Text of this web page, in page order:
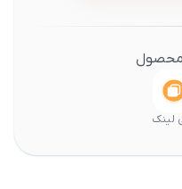
محصول
لینک